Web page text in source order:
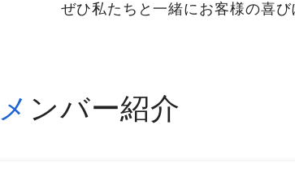
ぜひ私たちと一緒にお客様の喜
メンバー紹介